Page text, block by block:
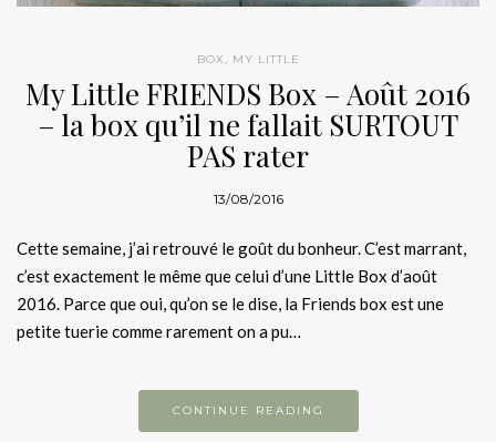
BOX, MY LITTLE
My Little FRIENDS Box – Août 2016
– la box qu’il ne fallait SURTOUT
PAS rater
13/08/2016
Cette semaine, j’ai retrouvé le goût du bonheur. C’est marrant,
c’est exactement le même que celui d’une Little Box d’août
2016. Parce que oui, qu’on se le dise, la Friends box est une
petite tuerie comme rarement on a pu…
CONTINUE READING